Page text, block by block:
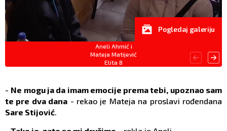
Aneli Ahmić i
Mateja Matijević
Elita 8
Pogledaj galeriju
- Ne mogu ja da imam emocije prema tebi, upoznao sam
te pre dva dana - rekao je Mateja na proslavi rođendana
Sare Stijović.